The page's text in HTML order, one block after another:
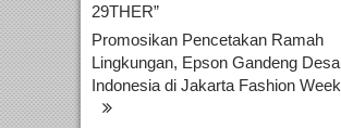
29THER”
Promosikan Pencetakan Ramah
Lingkungan, Epson Gandeng
Indonesia di Jakarta Fashion